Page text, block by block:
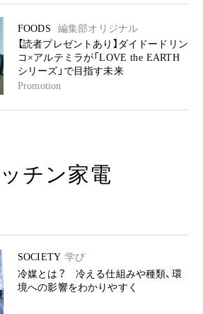
FOODS
編集部オリジナル
【読者プレゼントあり】ダイドードリン
コ×アルテミラが「LOVE the EARTH
シリーズ」で目指す未来
Promotion
チン家電
SOCIETY 学び
冷媒とは？ 冷える仕組みや種類、環
境への影響をわかりやすく